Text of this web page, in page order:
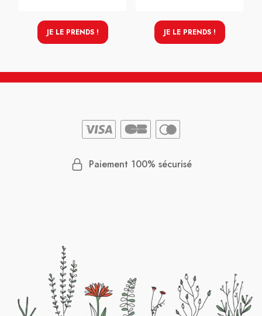
JE LE PRENDS ! JE LE PRENDS !
Paiement 100% sécurisé